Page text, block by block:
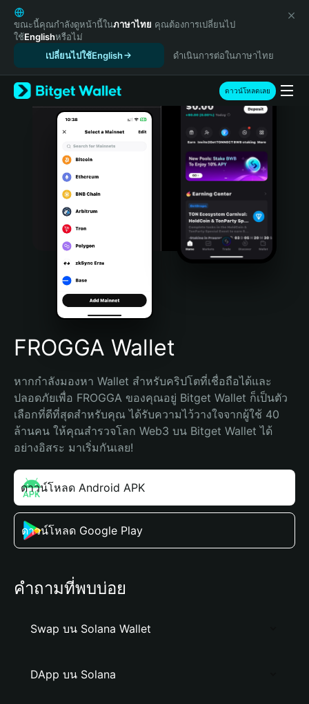
English
日本語
Tiếng Việt
Español (Latinoamérica)
Türkçe
Italiano
Português (Portugal)
Bahasa Indonesia
Português (Brasil)
Español (Argentina)
ขณะนี้คุณกำลังดูหน้านี้ในภาษาไทย คุณต้องการเปลี่ยนไป
ใช้Englishหรือไม่
เปลี่ยนไปใช้English
ดำเนินการต่อในภาษาไทย
ดาวน์โหลดเลย
FROGGA Wallet
หากกำลังมองหา Wallet สำหรับคริปโตที่เชื่อถือได้และ
ปลอดภัยเพื่อ FROGGA ของคุณอยู่ Bitget Wallet ก็เป็นตัว
เลือกที่ดีที่สุดสำหรับคุณ ได้รับความไว้วางใจจากผู้ใช้ 40
ล้านคน ให้คุณสำรวจโลก Web3 บน Bitget Wallet ได้
อย่างอิสระ มาเริ่มกันเลย!
ดาวน์โหลด Android APK
ดาวน์โหลด Google Play
คำถามที่พบบ่อย
Swap บน Solana Wallet
DApp บน Solana